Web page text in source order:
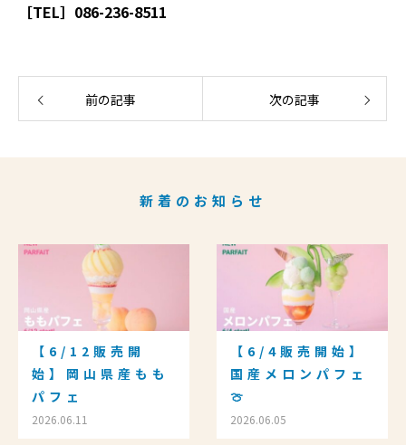
［TEL］086-236-8511
前の記事 次の記事
新着のお知らせ
【6/12販売開
始】岡山県産もも
パフェ
2026.06.11
【6/4販売開始】
国産メロンパフェ
🍈
2026.06.05